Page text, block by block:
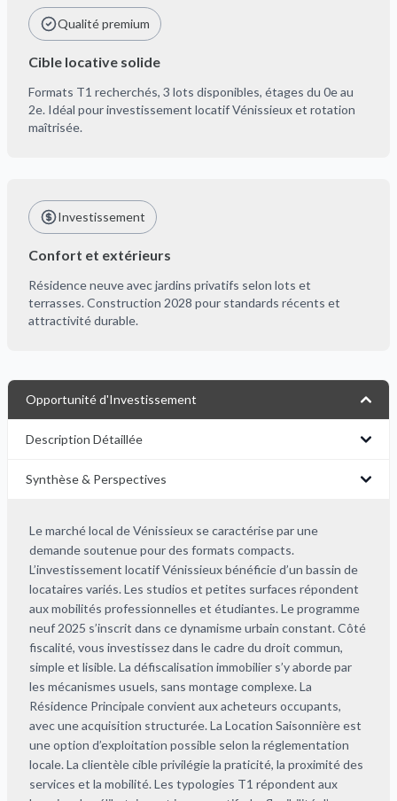
Qualité premium
Cible locative solide
Formats T1 recherchés, 3 lots disponibles, étages du 0e au
2e. Idéal pour investissement locatif Vénissieux et rotation
maîtrisée.
Investissement
Confort et extérieurs
Résidence neuve avec jardins privatifs selon lots et
terrasses. Construction 2028 pour standards récents et
attractivité durable.
Opportunité d'Investissement
Description Détaillée
Synthèse & Perspectives
Le marché local de Vénissieux se caractérise par une
demande soutenue pour des formats compacts.
L’investissement locatif Vénissieux bénéficie d’un bassin de
locataires variés. Les studios et petites surfaces répondent
aux mobilités professionnelles et étudiantes. Le programme
neuf 2025 s’inscrit dans ce dynamisme urbain constant. Côté
fiscalité, vous investissez dans le cadre du droit commun,
simple et lisible. La défiscalisation immobilier s’y aborde par
les mécanismes usuels, sans montage complexe. La
Résidence Principale convient aux acheteurs occupants,
avec une acquisition structurée. La Location Saisonnière est
une option d’exploitation possible selon la réglementation
locale. La clientèle cible privilégie la praticité, la proximité des
services et la mobilité. Les typologies T1 répondent aux